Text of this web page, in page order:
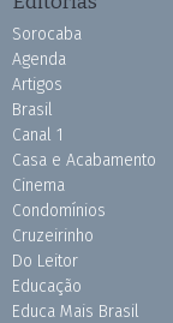
Sorocaba
Agenda
Artigos
Brasil
Canal 1
Casa e Acabamento
Cinema
Condomínios
Cruzeirinho
Do Leitor
Educação
Educa Mais Brasil